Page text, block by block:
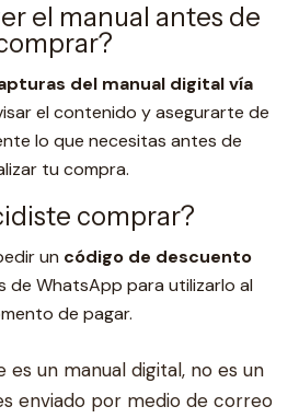
el manual antes de
del manual digital vía
el contenido y asegurarte de
lo que necesitas antes de
tu compra.
comprar?
un código de descuento
de WhatsApp para utilizarlo al
de pagar.
es un manual digital, no es un
enviado por medio de correo